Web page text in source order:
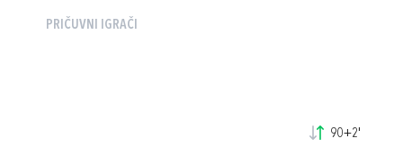
PRIČUVNI IGRAČI
90+2'